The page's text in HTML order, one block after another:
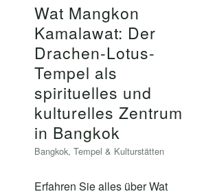
Wat Mangkon
Kamalawat: Der
Drachen-Lotus-
Tempel als
spirituelles und
kulturelles Zentrum
in Bangkok
Bangkok,Tempel & Kulturstätten
Erfahren Sie alles über Wat